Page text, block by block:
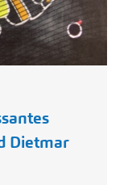
Dietmar